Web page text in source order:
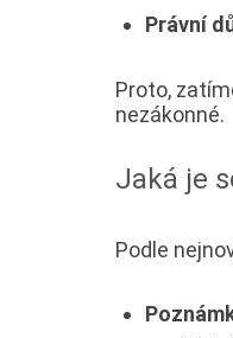
Právní
Proto,
nezákonné.
Jaká je
Podle